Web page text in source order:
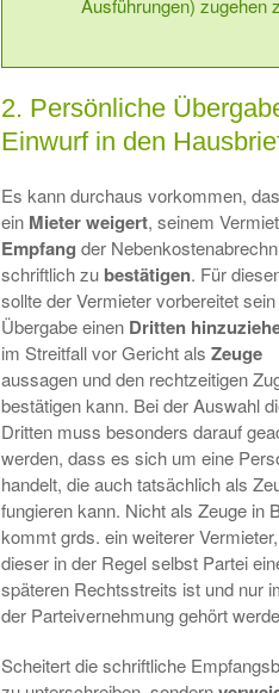
Ausführungen) zugehen
2. Persönliche
Einwurf in den
Es kann durchaus vorkommen,
ein Mieterweigert, seinem
Empfang der
schriftlich zu bestätigen. Für
sollte der Vermieter vorbereitet
Übergabe einen Dritten
im Streitfall vor Gericht als Zeuge
aussagen und den rechtzeitigen
bestätigen kann. Bei der Auswahl
Dritten muss besonders darauf
werden, dass es sich um eine
handelt, die auch tatsächlich als
fungieren kann. Nicht als Zeuge in
kommt grds. ein weiterer
dieser in der Regel selbst Partei
späteren Rechtsstreits ist und nur
der Parteivernehmung gehört
Scheitert die schriftliche